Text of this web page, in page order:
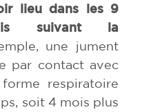
lieu dans les 9
suivant la
une jument
par contact avec
respiratoire
soit 4 mois plus